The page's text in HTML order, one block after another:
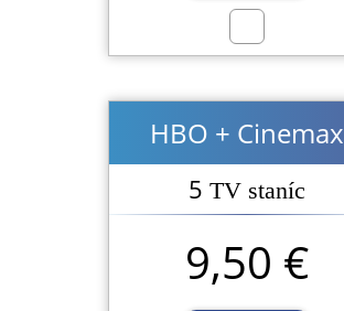
HBO + Cinemax
5 TV staníc
9,50 €